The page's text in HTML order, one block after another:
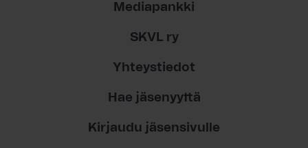
Mediapankki
SKVL ry
Yhteystiedot
Hae jäsenyyttä
Kirjaudu jäsensivulle